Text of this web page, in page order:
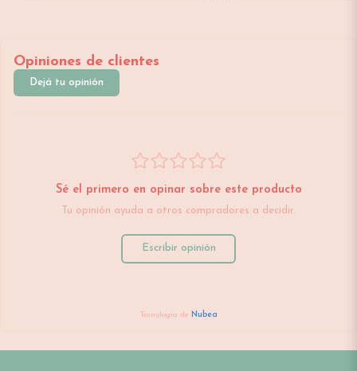
Opiniones de clientes
Dejá tu opinión
Sé el primero en opinar sobre este producto
Tu opinión ayuda a otros compradores a decidir.
Escribir opinión
Tecnología de Nubea